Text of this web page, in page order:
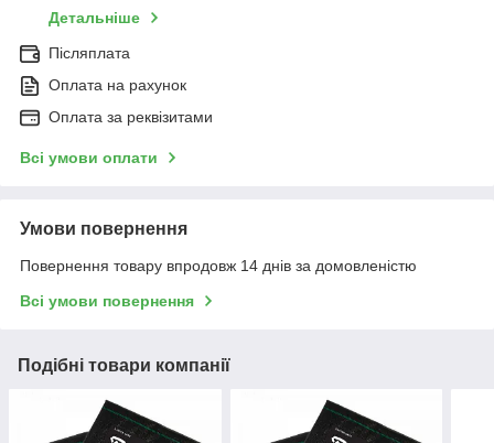
Детальніше
Післяплата
Оплата на рахунок
Оплата за реквізитами
Всі умови оплати
Умови повернення
Повернення товару впродовж 14 днів за домовленістю
Всі умови повернення
Подібні товари компанії